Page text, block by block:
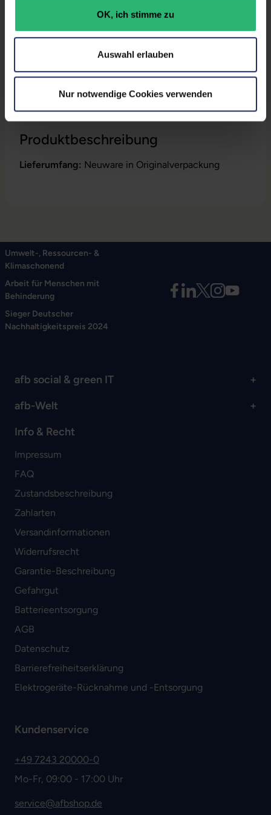
OK, ich stimme zu
Auswahl erlauben
Nur notwendige Cookies verwenden
Produktbeschreibung
Lieferumfang: Neuware in Originalverpackung
6921815630272
Maße (LxBxH): 8,2 x 76,7 x 161,4 mm
0,215 kg
Umwelt-, Ressourcen- &
Klimaschonend
Arbeit für Menschen mit
Behinderung
Sieger Deutscher
Nachhaltigkeitspreis 2024
afb social & green IT
afb-Welt
Info & Recht
Impressum
FAQ
Zustandsbeschreibung
Zahlarten
Versandinformationen
Widerrufsrecht
Garantie-Beschreibung
Gefahrgut
Batterieentsorgung
AGB
Datenschutz
Barrierefreiheitserklärung
Elektrogeräte-Rücknahme und -Entsorgung
Kundenservice
+49 7243 20000-0
Mo-Fr, 09:00 - 17:00 Uhr
service@afbshop.de